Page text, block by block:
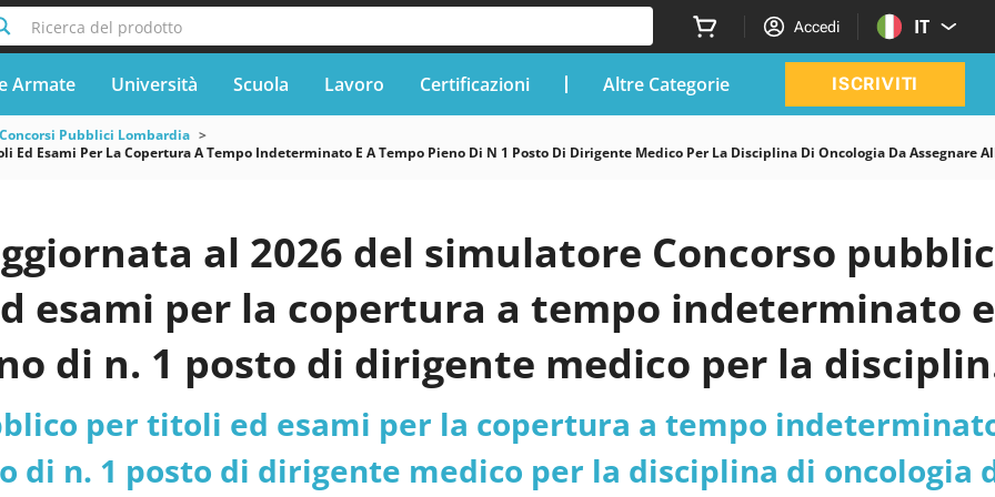
Ricerca del prodotto Accedi IT
Armate Università Scuola Lavoro Certificazioni Altre Categorie ISCRIVITI
Concorsi Pubblici Lombardia
Ed Esami Per La Copertura A Tempo Indeterminato E A Tempo Pieno Di N 1 Posto Di Dirigente Medico Per La Disciplina Di Oncologia Da Assegnare
al 2026 del simulatore Concorso
esami per la copertura a tempo indeterminato
di n. 1 posto di dirigente medico per la
da assegnare alla S.C. Oncologia Falck -
- Azienda Socio Sanitaria Territoriale Grande
per titoli ed esami per la copertura a tempo
di n. 1 posto di dirigente medico per la disciplina di oncologia